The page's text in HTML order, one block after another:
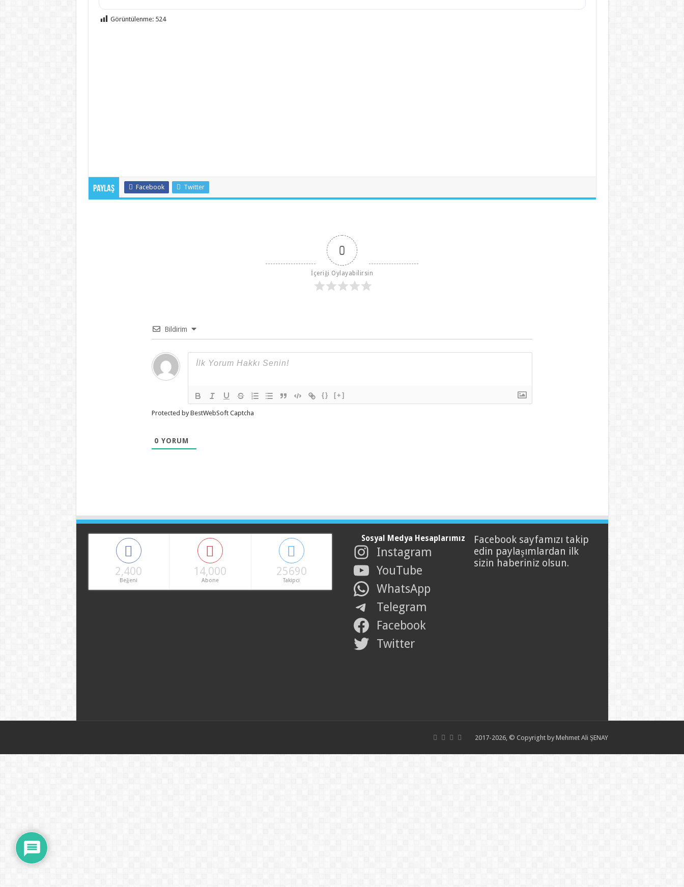
Görüntülenme: 524
Paylaş Facebook Twitter
0
İçeriği Oylayabilirsin
Bildirim
{} [+]
Protected by BestWebSoft Captcha
0 YORUM
2,400
Beğeni
14,000
Abone
25690
Takipci
Sosyal Medya Hesaplarımız
Instagram
YouTube
WhatsApp
Telegram
Facebook
Twitter
Facebook sayfamızı takip
edin paylaşımlardan ilk
sizin haberiniz olsun.
2017-2026, © Copyright by Mehmet Ali ŞENAY